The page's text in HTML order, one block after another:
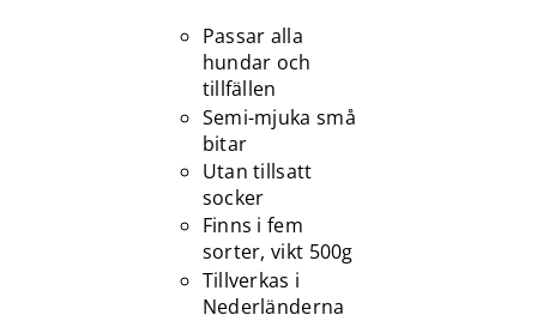
Passar alla
hundar och
tillfällen
Semi-mjuka små
bitar
Utan tillsatt
socker
Finns i fem
sorter, vikt 500g
Tillverkas i
Nederländerna